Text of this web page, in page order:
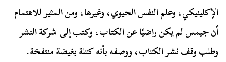
الإكلينيكي، وعلم النفس الحيوي، وغيرها، ومن المثير للاهتمام
أن جيمس لم يكن راضيًا عن الكتاب، وكتب إلى شركة النشر
وطلب وقف نشر الكتاب، ووصفه بأنه كتلة بغيضة منتفخة.